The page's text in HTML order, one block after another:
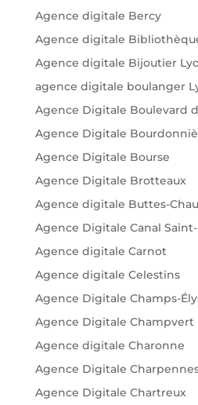
Agence digitale Bercy
Agence digitale
Agence digitale Bijoutier
agence digitale boulanger
Agence Digitale Boulevard
Agence Digitale
Agence Digitale Bourse
Agence Digitale Brotteaux
Agence digitale Buttes-
Agence Digitale Canal
Agence digitale Carnot
Agence digitale Celestins
Agence Digitale Champs-
Agence Digitale Champvert
Agence digitale Charonne
Agence Digitale
Agence Digitale Chartreux